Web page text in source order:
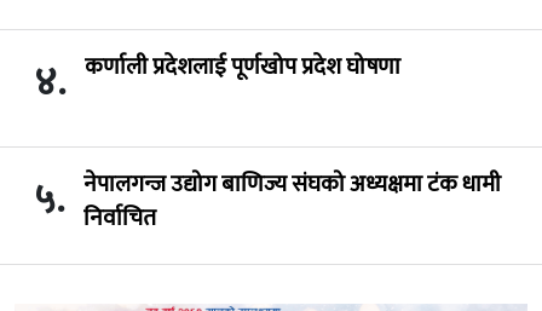
४. कर्णाली प्रदेशलाई पूर्णखोप प्रदेश घोषणा
५. नेपालगन्ज उद्योग बाणिज्य संघको अध्यक्षमा टंक धामी
निर्वाचित